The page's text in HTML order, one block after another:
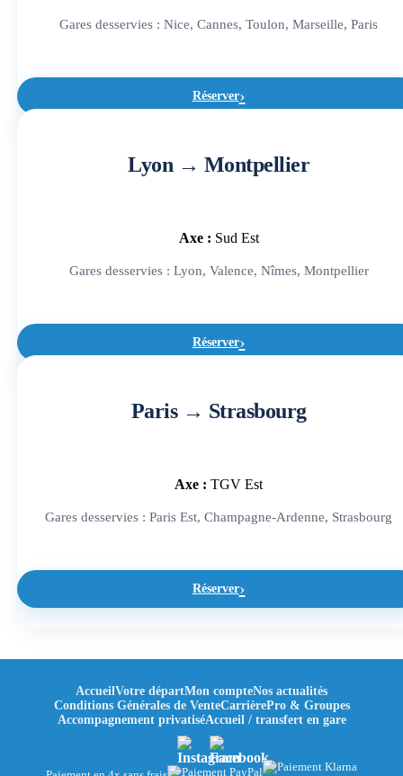
Gares desservies : Nice, Cannes, Toulon, Marseille, Paris
Réserver
Lyon → Montpellier
Axe : Sud Est
Gares desservies : Lyon, Valence, Nîmes, Montpellier
Réserver
Paris → Strasbourg
Axe : TGV Est
Gares desservies : Paris Est, Champagne-Ardenne, Strasbourg
Réserver
🎁
Bonjour à vous ! 👋
Bienvenue dans votre espace fidélité
×
AccueilVotre départMon compteNos actualités
Conditions Générales de VenteCarrièrePro & Groupes
Accompagnement privatiséAccueil / transfert en gare